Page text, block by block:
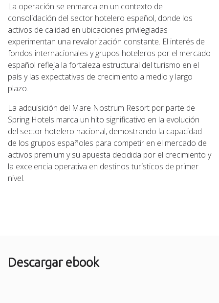
La operación se enmarca en un contexto de
consolidación del sector hotelero español, donde los
activos de calidad en ubicaciones privilegiadas
experimentan una revalorización constante. El interés de
fondos internacionales y grupos hoteleros por el mercado
español refleja la fortaleza estructural del turismo en el
país y las expectativas de crecimiento a medio y largo
plazo.
La adquisición del Mare Nostrum Resort por parte de
Spring Hotels marca un hito significativo en la evolución
del sector hotelero nacional, demostrando la capacidad
de los grupos españoles para competir en el mercado de
activos premium y su apuesta decidida por el crecimiento y
la excelencia operativa en destinos turísticos de primer
nivel.
Descargar ebook